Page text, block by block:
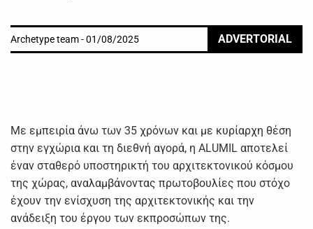
Archetype team - 01/08/2025 ADVERTORIAL
Με εμπειρία άνω των 35 χρόνων και με κυρίαρχη θέση
στην εγχώρια και τη διεθνή αγορά, η ALUMIL αποτελεί
έναν σταθερό υποστηρικτή του αρχιτεκτονικού κόσμου
της χώρας, αναλαμβάνοντας πρωτοβουλίες που στόχο
έχουν την ενίσχυση της αρχιτεκτονικής και την
ανάδειξη του έργου των εκπροσώπων της.